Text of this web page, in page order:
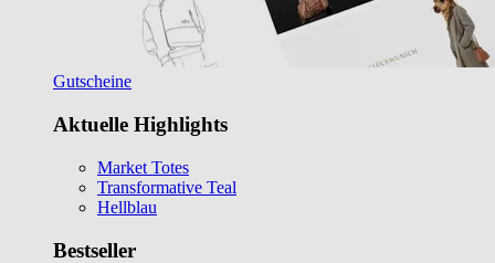
Gutscheine
Aktuelle Highlights
Market Totes
Transformative Teal
Hellblau
Bestseller